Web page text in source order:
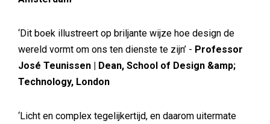
‘Dit boek illustreert op briljante wijze hoe design de
wereld vormt om ons ten dienste te zijn’ - Professor
José Teunissen | Dean, School of Design &amp;
Technology, London
‘Licht en complex tegelijkertijd, en daarom uitermate